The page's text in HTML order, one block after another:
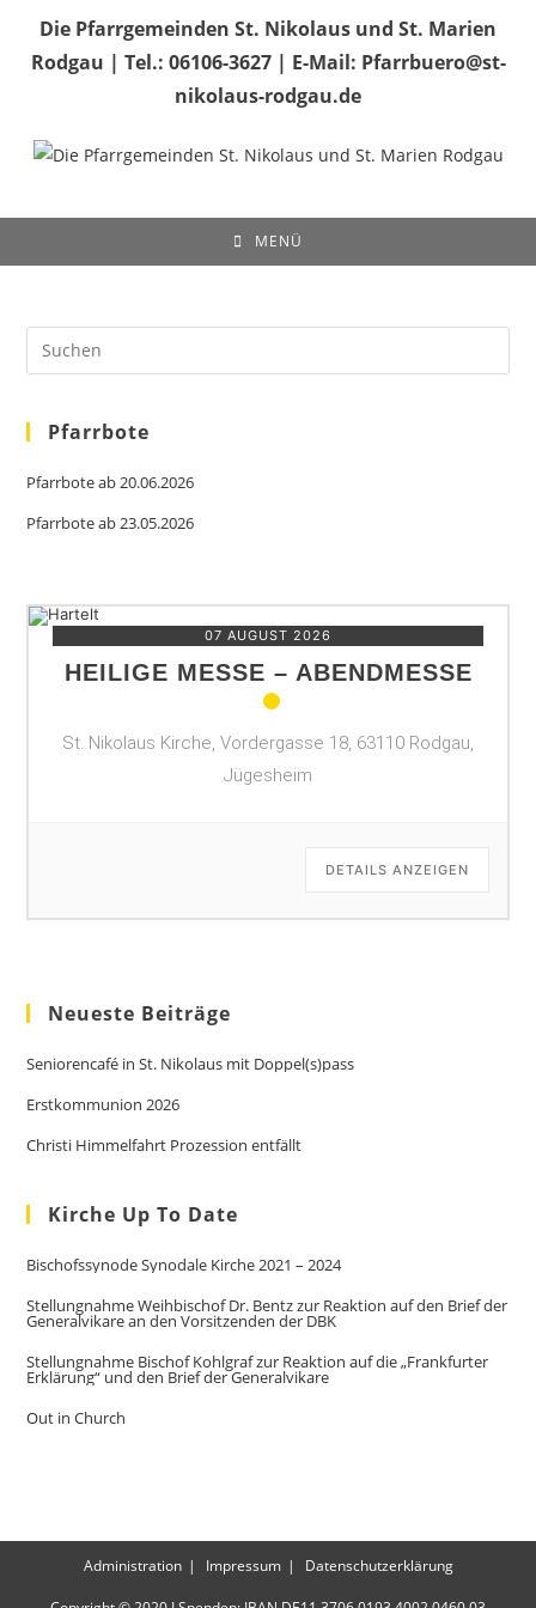
Die Pfarrgemeinden St. Nikolaus und St. Marien
Rodgau | Tel.: 06106-3627 | E-Mail: Pfarrbuero@st-
nikolaus-rodgau.de
MENÜ
Pfarrbote
Pfarrbote ab 20.06.2026
Pfarrbote ab 23.05.2026
07 AUGUST 2026
HEILIGE MESSE – ABENDMESSE
St. Nikolaus Kirche, Vordergasse 18, 63110 Rodgau,
Jügesheim
DETAILS ANZEIGEN
Neueste Beiträge
Seniorencafé in St. Nikolaus mit Doppel(s)pass
Erstkommunion 2026
Christi Himmelfahrt Prozession entfällt
Kirche Up To Date
Bischofssynode Synodale Kirche 2021 – 2024
Stellungnahme Weihbischof Dr. Bentz zur Reaktion auf den Brief der
Generalvikare an den Vorsitzenden der DBK
Stellungnahme Bischof Kohlgraf zur Reaktion auf die „Frankfurter
Erklärung“ und den Brief der Generalvikare
Out in Church
Administration Impressum Datenschutzerklärung